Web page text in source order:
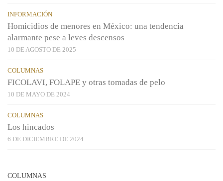
INFORMACIÓN
Homicidios de menores en México: una tendencia
alarmante pese a leves descensos
10 DE AGOSTO DE 2025
COLUMNAS
FICOLAVI, FOLAPE y otras tomadas de pelo
10 DE MAYO DE 2024
COLUMNAS
Los hincados
6 DE DICIEMBRE DE 2024
COLUMNAS